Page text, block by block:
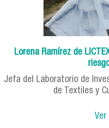
Lorena Ramírez de
Jefa del Laboratorio de
de Textiles y
Ver